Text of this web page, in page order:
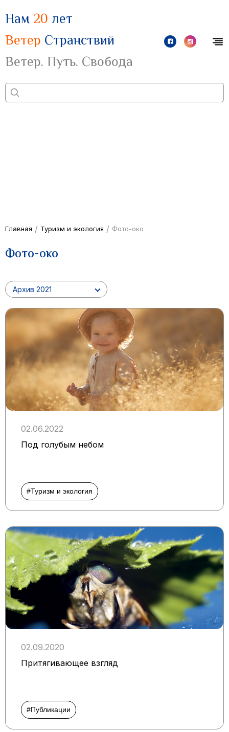
Нам 20 лет
Ветер Странствий
Ветер. Путь. Свобода
Главная / Туризм и экология / Фото-око
Фото-око
Архив 2021
02.06.2022
Под голубым небом
#Туризм и экология
02.09.2020
Притягивающее взгляд
#Публикации